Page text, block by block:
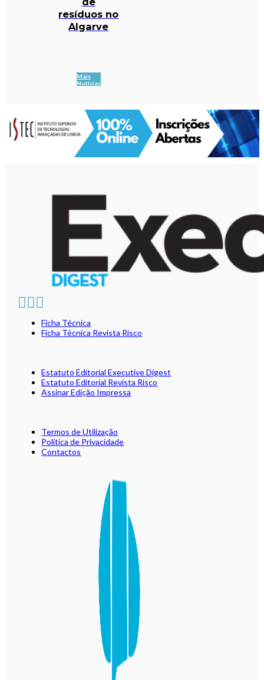
resíduos no
Algarve
Mais
Notícias
Ficha Técnica
Ficha Técnica Revista Risco
Estatuto Editorial Executive Digest
Estatuto Editorial Revista Risco
Assinar Edição Impressa
Termos de Utilização
Política de Privacidade
Contactos